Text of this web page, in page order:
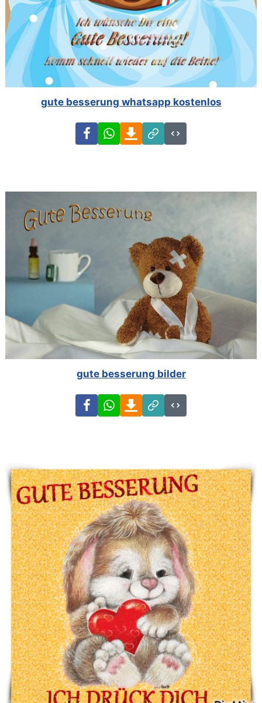
gute besserung whatsapp kostenlos
FacebookWhatsAppDownload
Link
Code
gute besserung bilder
FacebookWhatsAppDownload
Link
Code